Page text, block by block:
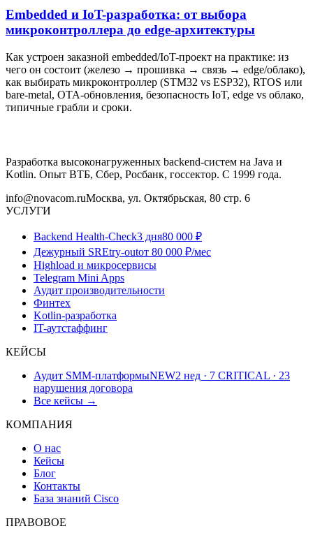
Embedded и IoT-разработка: от выбора
микроконтроллера до edge-архитектуры
Как устроен заказной embedded/IoT-проект на практике: из
чего он состоит (железо → прошивка → связь → edge/облако),
как выбирать микроконтроллер (STM32 vs ESP32), RTOS или
bare-metal, OTA-обновления, безопасность IoT, edge vs облако,
типичные грабли и сроки.
Разработка высоконагруженных backend-систем на Java и
Kotlin. Опыт ВТБ, Сбер, Росбанк, госсектор. С 1999 года.
info@novacom.ruМосква, ул. Октябрьская, 80 стр. 6
УСЛУГИ
Backend Health-Check3 дня80 000 ₽
Дежурный SREtry-outот 80 000 ₽/мес
Highload и микросервисы
Telegram Mini Apps
Аудит производительности
Финтех
Kotlin-разработка
IT-аутстаффинг
КЕЙСЫ
Аудит SMM-платформыNEW2 нед · 7 CRITICAL · 23
нарушения договора
Все кейсы →
КОМПАНИЯ
О нас
Кейсы
Блог
Контакты
База знаний Cisco
ПРАВОВОЕ